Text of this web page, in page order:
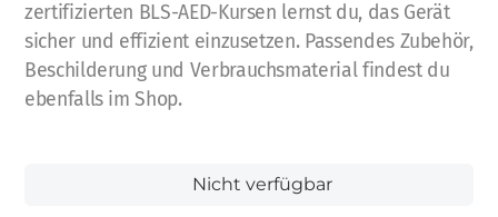
zertifizierten BLS-AED-Kursen lernst du, das Gerät
sicher und effizient einzusetzen. Passendes Zubehör,
Beschilderung und Verbrauchsmaterial findest du
ebenfalls im Shop.
Nicht verfügbar